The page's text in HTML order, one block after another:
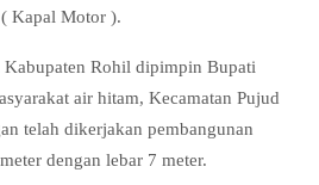
Kapal Motor ).
Kabupaten Rohil dipimpin Bupati
air hitam, Kecamatan Pujud
telah dikerjakan pembangunan
dengan lebar 7 meter.